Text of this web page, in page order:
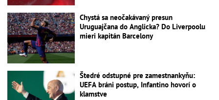
Chystá sa neočakávaný presun
Uruguajčana do Anglicka? Do Liverpoolu
mieri kapitán Barcelony
Štedré odstupné pre zamestnankyňu:
UEFA bráni postup, Infantino hovorí o
klamstve